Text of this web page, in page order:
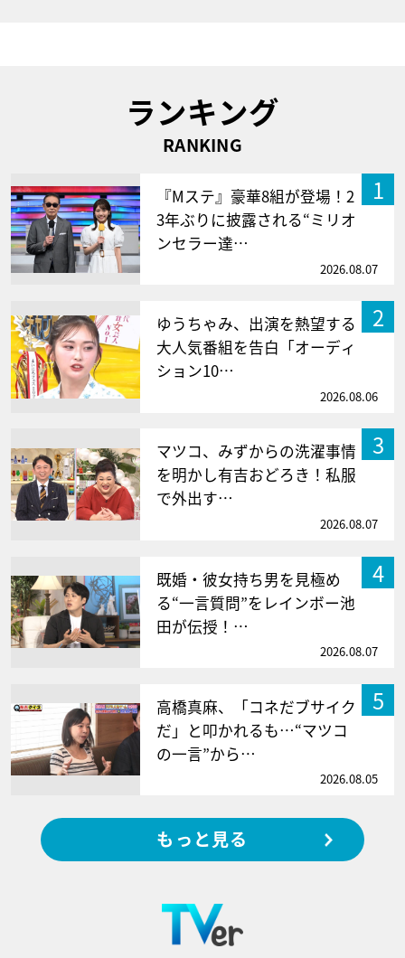
ランキング
RANKING
1
『Mステ』豪華8組が登場！2
3年ぶりに披露される“ミリオ
ンセラー達…
2026.08.07
2
ゆうちゃみ、出演を熱望する
大人気番組を告白「オーディ
ション10…
2026.08.06
3
マツコ、みずからの洗濯事情
を明かし有吉おどろき！私服
で外出す…
2026.08.07
4
既婚・彼女持ち男を見極め
る“一言質問”をレインボー池
田が伝授！…
2026.08.07
5
高橋真麻、「コネだブサイク
だ」と叩かれるも…“マツコ
の一言”から…
2026.08.05
もっと見る